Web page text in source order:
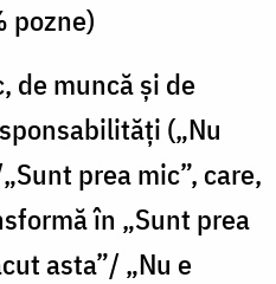
pozne)
de muncă şi de
(„Nu
prea mic”, care,
în „Sunt prea
asta”/ „Nu e